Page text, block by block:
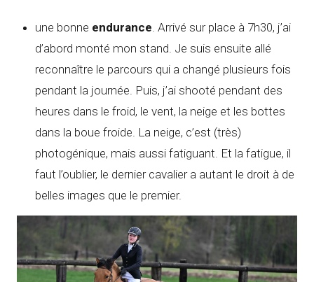
une bonne endurance . Arrivé sur place à 7h30, j’ai
d’abord monté mon stand. Je suis ensuite allé
reconnaître le parcours qui a changé plusieurs fois
pendant la journée. Puis, j’ai shooté pendant des
heures dans le froid, le vent, la neige et les bottes
dans la boue froide. La neige, c’est (très)
photogénique, mais aussi fatiguant. Et la fatigue, il
faut l’oublier, le dernier cavalier a autant le droit à de
belles images que le premier.